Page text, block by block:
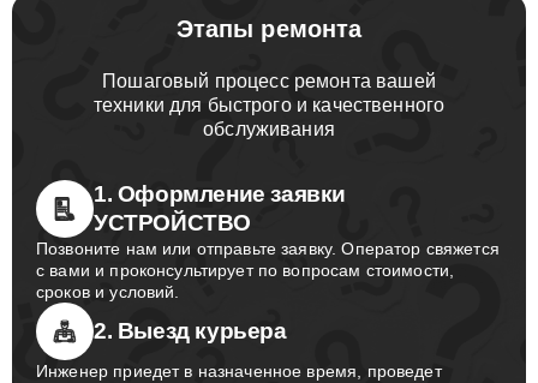
Этапы ремонта
Пошаговый процесс ремонта вашей
техники для быстрого и качественного
обслуживания
1. Оформление заявки
УСТРОЙСТВО
Позвоните нам или отправьте заявку. Оператор свяжется
с вами и проконсультирует по вопросам стоимости,
сроков и условий.
2. Выезд курьера
Инженер приедет в назначенное время, проведет